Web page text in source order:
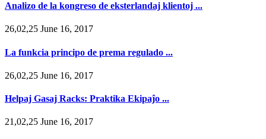
Analizo de la kongreso de eksterlandaj klientoj ...
26,02,25 June 16, 2017
La funkcia principo de prema regulado ...
26,02,25 June 16, 2017
Helpaj Gasaj Racks: Praktika Ekipaĵo ...
21,02,25 June 16, 2017